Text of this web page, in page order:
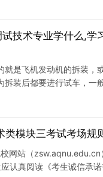
技术专业学什么,学
就是飞机发动机的拆装，
拆装后都要进行试车，一
类模块三考试考场规
站（zsw.aqnu.edu.cn
真阅读《考生诚信承诺